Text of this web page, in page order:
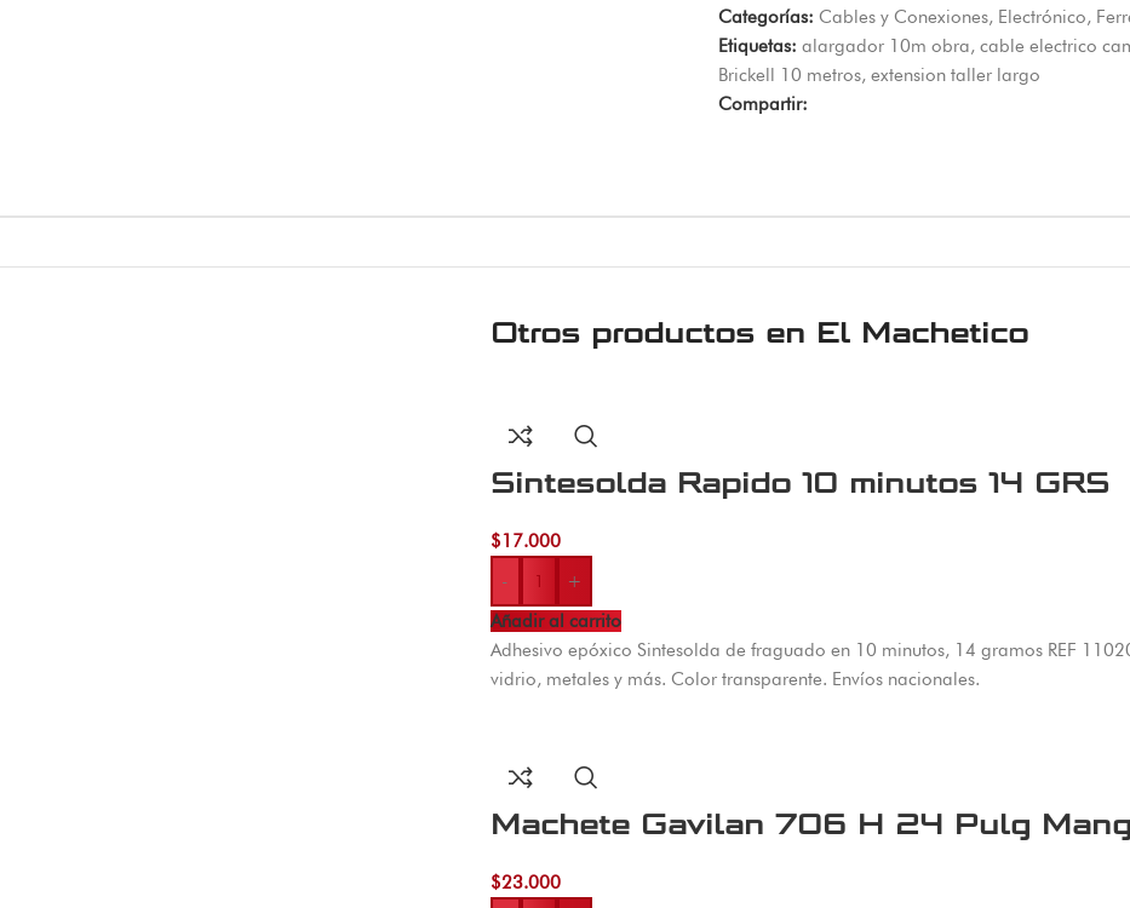
Categorías: Cables y Conexiones, Electrónico,
Etiquetas: alargador 10m obra, cable electrico
Brickell 10 metros, extension taller largo
Compartir:
Otros productos en El Machetico
Sintesolda Rapido 10 minutos 14 GRS
$17.000
-
+
Añadir al carrito
Adhesivo epóxico Sintesolda de fraguado en 10 minutos, 14 gramos REF
vidrio, metales y más. Color transparente. Envíos nacionales.
Machete Gavilan 706 H 24 Pulg
$23.000